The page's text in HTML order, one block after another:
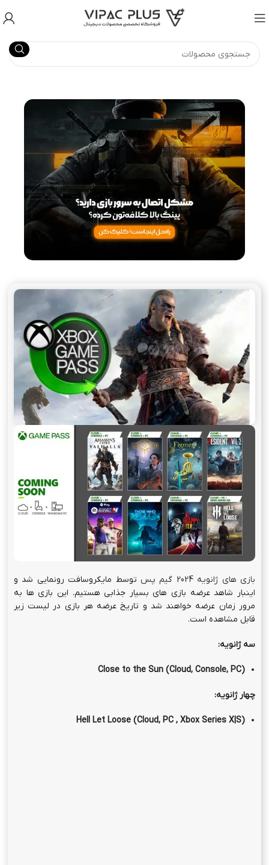
بازی های ژانویه 2024 گیم پس
توسط مایکروسافت رونمایی شد و
اینبار شاهد عرضه بازی های بسیار جذابی هستیم. این بازی ها به
مرور زمان عرضه خواهند شد و تاریخ عرضه هر بازی در لیست زیر
قابل مشاهده است.
سه ژانویه:
Close to the Sun (Cloud, Console, PC)
چهار ژانویه:
Hell Let Loose (Cloud, PC , Xbox Series X|S)